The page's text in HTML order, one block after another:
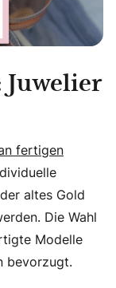
Juwelier
fertigen
altes Gold
Die Wahl
Modelle
bevorzugt.